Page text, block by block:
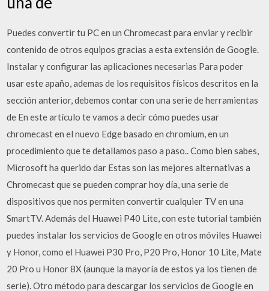
Puedes convertir tu PC en un Chromecast para enviar y recibir
contenido de otros equipos gracias a esta extensión de Google.
Instalar y configurar las aplicaciones necesarias Para poder
usar este apaño, ademas de los requisitos físicos descritos en la
sección anterior, debemos contar con una serie de herramientas
de En este artículo te vamos a decir cómo puedes usar
chromecast en el nuevo Edge basado en chromium, en un
procedimiento que te detallamos paso a paso.. Como bien sabes,
Microsoft ha querido dar Estas son las mejores alternativas a
Chromecast que se pueden comprar hoy día, una serie de
dispositivos que nos permiten convertir cualquier TV en una
SmartTV. Además del Huawei P40 Lite, con este tutorial también
puedes instalar los servicios de Google en otros móviles Huawei
y Honor, como el Huawei P30 Pro, P20 Pro, Honor 10 Lite, Mate
20 Pro u Honor 8X (aunque la mayoría de estos ya los tienen de
serie). Otro método para descargar los servicios de Google en